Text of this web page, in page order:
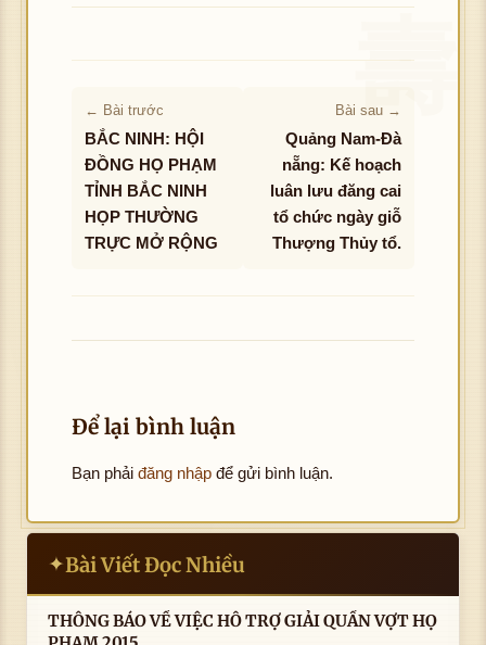
← Bài trước
BẮC NINH: HỘI
ĐỒNG HỌ PHẠM
TỈNH BẮC NINH
HỌP THƯỜNG
TRỰC MỞ RỘNG
Bài sau →
Quảng Nam-Đà
nẵng: Kế hoạch
luân lưu đăng cai
tổ chức ngày giỗ
Thượng Thủy tổ.
Để lại bình luận
Bạn phải đăng nhập để gửi bình luận.
✦Bài Viết Đọc Nhiều
THÔNG BÁO VỀ VIỆC HỖ TRỢ GIẢI QUẦN VỢT HỌ